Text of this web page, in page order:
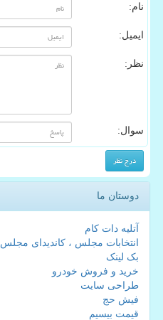
نام:
ایمیل:
نظر:
سوال:
دوستان ما
آتلیه دات کام
انتخابات مجلس ، کاندیدای مجلس
بک لینک
خرید و فروش خودرو
طراحی سایت
فیش حج
قیمت بیسیم